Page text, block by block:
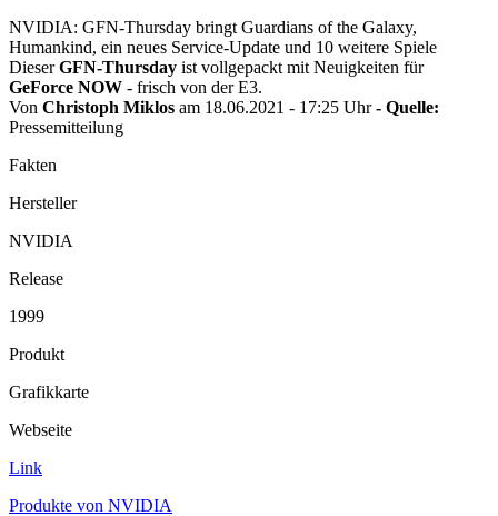
NVIDIA: GFN-Thursday bringt Guardians of the Galaxy,
Humankind, ein neues Service-Update und 10 weitere Spiele
DieserGFN-Thursday ist vollgepackt mit Neuigkeiten für
GeForce NOW - frisch von der E3.
Von Christoph Miklos am 18.06.2021 - 17:25 Uhr- Quelle:
Pressemitteilung
Fakten
Hersteller
NVIDIA
Release
1999
Produkt
Grafikkarte
Webseite
Link
Produkte von NVIDIA